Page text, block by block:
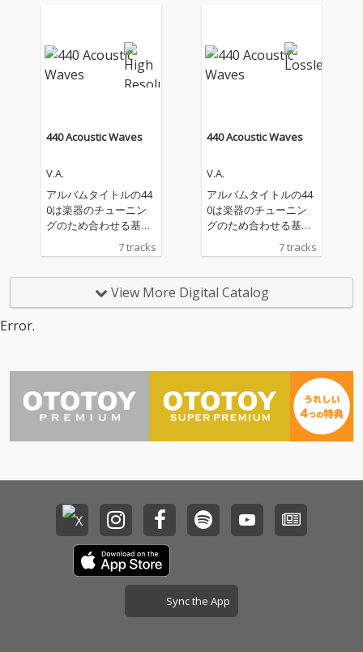
『Battle SQ』、『SQ
Chips2』、『CureS
Q』、『SQ SWIN
ンドトラックが登場！
※上記11作品収録の全
わけではございませ
ん。一部未収録楽曲が
ございます。
440 Acoustic Waves
V.A.
アルバムタイトルの44
0は楽器のチューニン
グのため合わせる基準
となる440Hzから着案
したプロジェクト名
「波」の二つの意味合
いを持っている単語を
u、GoryMurgy、Sans
Blague、2 Day Old Sn
eakers、Vanillare、Vi
asの7組。それぞれの
アコースティックバー
ジョンにも期待されて
いる。
7 tracks
440 Acoustic Waves
V.A.
アルバムタイトルの44
0は楽器のチューニン
グのため合わせる基準
となる440Hzから着案
したプロジェクト名
「波」の二つの意味合
いを持っている単語を
om Music Heart、Bat
u、GoryMurgy、Sans
Blague、2 Day Old Sn
eakers、Vanillare、Vi
asの7組。それぞれの
アコースティックバー
ジョンにも期待されて
いる。
7 tracks
View More Digital Catalog
Error.
Sync the App